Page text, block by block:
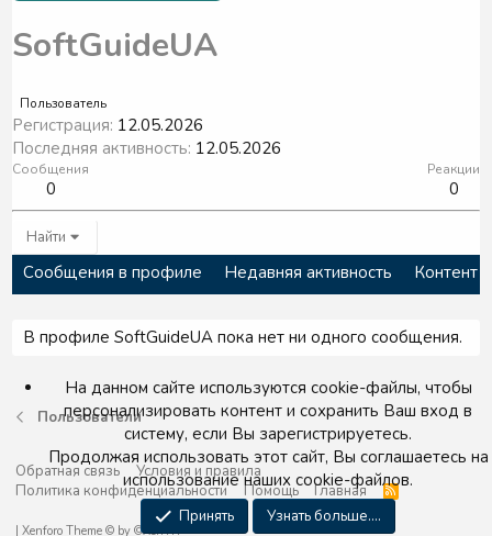
SoftGuideUA
Пользователь
Регистрация 12.05.2026
Последняя активность 12.05.2026
Сообщения
0
Реакции
0
Найти
Сообщения в профиле Недавняя активность Контент
В профиле SoftGuideUA пока нет ни одного сообщения.
Пользователи
Обратная связь
Условия и правила
Политика конфиденциальности
Помощь Главная
R
S
Xenforo Theme © by ©XenTR
На данном сайте используются cookie-файлы, чтобы
персонализировать контент и сохранить Ваш вход в
систему, если Вы зарегистрируетесь.
Продолжая использовать этот сайт, Вы соглашаетесь на
использование наших cookie-файлов.
Принять Узнать больше....